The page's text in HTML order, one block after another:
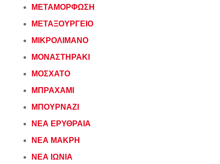
ΜΕΤΑΜΟΡΦΩΣΗ
ΜΕΤΑΞΟΥΡΓΕΙΟ
ΜΙΚΡΟΛΙΜΑΝΟ
ΜΟΝΑΣΤΗΡΑΚΙ
ΜΟΣΧΑΤΟ
ΜΠΡΑΧΑΜΙ
ΜΠΟΥΡΝΑΖΙ
ΝΕΑ ΕΡΥΘΡΑΙΑ
ΝΕΑ ΜΑΚΡΗ
ΝΕΑ ΙΩΝΙΑ